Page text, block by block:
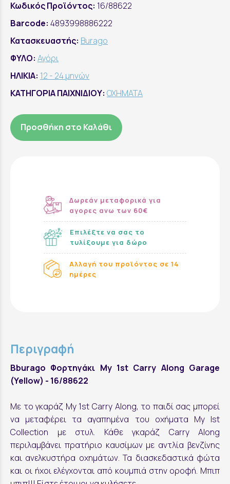
Κωδικός Προϊόντος: 16/88622
Barcode: 4893998886222
Κατασκευαστής: Burago
ΦΥΛΟ: Αγόρι
ΗΛΙΚΙΑ: 12 - 24 μηνών
ΚΑΤΗΓΟΡΙΑ ΠΑΙΧΝΙΔΙΟΥ: ΟΧΗΜΑΤΑ
Προσθήκη στο Καλάθι
Δωρεάν μεταφορικά για
αγορες ανω των 60€
Επιλέξτε να σας το
τυλίξουμε για δώρο
Αλλαγή του προϊόντος σε 14
ημέρες
Περιγραφή
Bburago Φορτηγάκι My 1st Carry Along Garage
(Yellow) - 16/88622
Με το γκαράζ My 1st Carry Along, το παιδί σας μπορεί
να μεταφέρει τα αγαπημένα του οχήματα My Ist
Collection με στυλ. Κάθε γκαράζ Carry Along
περιλαμβάνει πρατήριο καυσίμων με αντλία βενζίνης
και ανελκυστήρα οχημάτων. Τα διασκεδαστικά φώτα
και οι ήχοι ελέγχονται από κουμπιά στην οροφή. Μπιπ